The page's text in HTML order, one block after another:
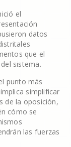
el
datos
que el
sistema.
punto más
simplificar
de la oposición,
cómo se
las fuerzas